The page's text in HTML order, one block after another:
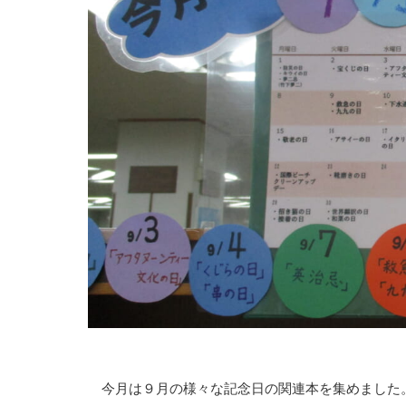
今月は９月の様々な記念日の関連本を集めました